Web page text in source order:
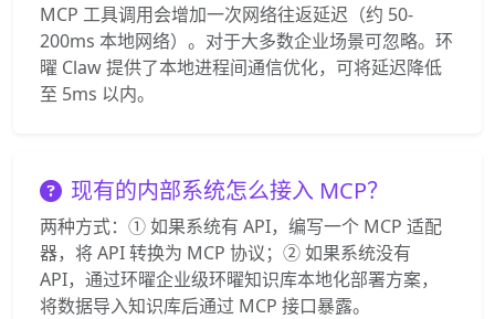
MCP 工具调用会增加一次网络往返延迟（约 50-
200ms 本地网络）。对于大多数企业场景可忽略。环
曜 Claw 提供了本地进程间通信优化，可将延迟降低
至 5ms 以内。
现有的内部系统怎么接入 MCP？
两种方式：① 如果系统有 API，编写一个 MCP 适配
器，将 API 转换为 MCP 协议；② 如果系统没有
API，通过环曜企业级环曜知识库本地化部署方案，
将数据导入知识库后通过 MCP 接口暴露。